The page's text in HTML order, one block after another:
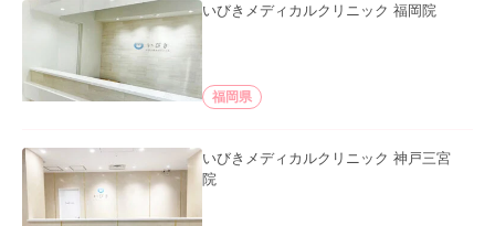
いびきメディカルクリニック 福岡院
福岡県
いびきメディカルクリニック 神戸三宮
院